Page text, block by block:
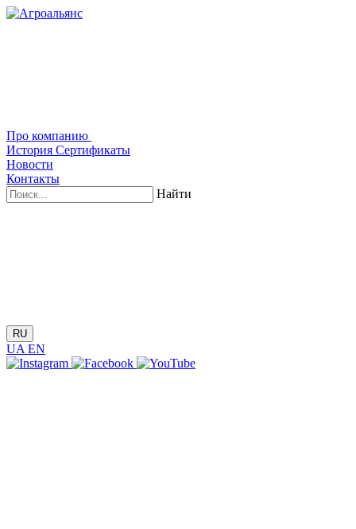
Про компанию
История Сертификаты
Новости
Контакты
Найти
RU
UA EN